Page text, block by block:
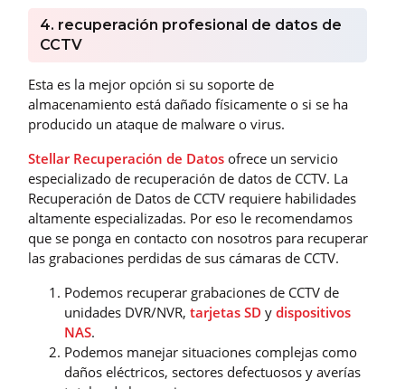
4. recuperación profesional de datos de
CCTV
Esta es la mejor opción si su soporte de
almacenamiento está dañado físicamente o si se ha
producido un ataque de malware o virus.
Stellar Recuperación de Datos ofrece un servicio
especializado de recuperación de datos de CCTV. La
Recuperación de Datos de CCTV requiere habilidades
altamente especializadas. Por eso le recomendamos
que se ponga en contacto con nosotros para recuperar
las grabaciones perdidas de sus cámaras de CCTV.
Podemos recuperar grabaciones de CCTV de
unidades DVR/NVR, tarjetas SD y dispositivos
NAS.
Podemos manejar situaciones complejas como
daños eléctricos, sectores defectuosos y averías